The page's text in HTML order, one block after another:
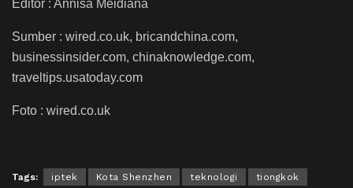
Editor : Annisa Meidiana
Sumber : wired.co.uk, bricandchina.com,
businessinsider.com, chinaknowledge.com,
traveltips.usatoday.com
Foto : wired.co.uk
Tags: iptek Kota Shenzhen teknologi tiongkok